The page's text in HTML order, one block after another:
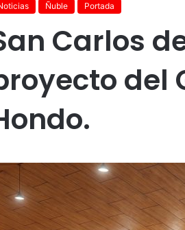
Ñuble Portada
Carlos
del